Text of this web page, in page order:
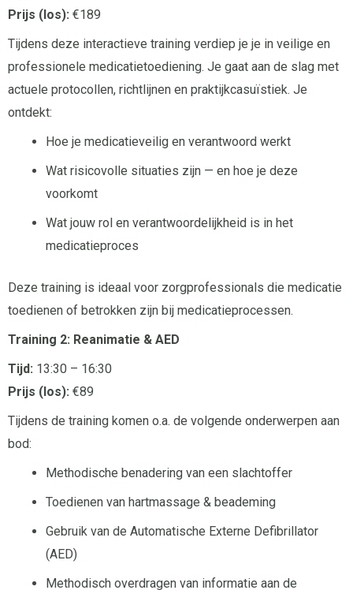
Prijs (los): €189
Tijdens deze interactieve training verdiep je je in veilige en
professionele medicatietoediening. Je gaat aan de slag met
actuele protocollen, richtlijnen en praktijkcasuïstiek. Je
ontdekt:
Hoe je medicatieveilig en verantwoord werkt
Wat risicovolle situaties zijn — en hoe je deze
voorkomt
Wat jouw rol en verantwoordelijkheid is in het
medicatieproces
Deze training is ideaal voor zorgprofessionals die medicatie
toedienen of betrokken zijn bij medicatieprocessen.
Training 2: Reanimatie & AED
Tijd: 13:30 – 16:30
Prijs (los): €89
Tijdens de training komen o.a. de volgende onderwerpen aan
bod:
Methodische benadering van een slachtoffer
Toedienen van hartmassage & beademing
Gebruik van de Automatische Externe Defibrillator
(AED)
Methodisch overdragen van informatie aan de